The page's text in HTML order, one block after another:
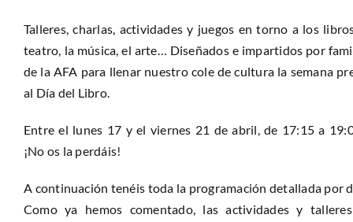
Talleres, charlas, actividades y juegos en torno a los
teatro, la música, el arte… Diseñados e impartidos por
de la AFA para llenar nuestro cole de cultura la semana
al Día del Libro.
Entre el lunes 17 y el viernes 21 de abril, de 17:15 a
¡No os la perdáis!
A continuación tenéis toda la programación detallada por
Como ya hemos comentado, las actividades y